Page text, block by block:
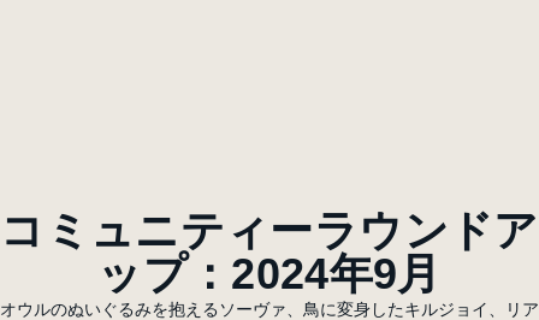
コミュニティーラウンドア
ップ：2024年9月
オウルのぬいぐるみを抱えるソーヴァ、鳥に変身したキルジョイ、リア